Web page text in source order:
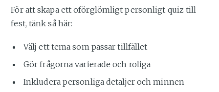
För att skapa ett oförglömligt personligt quiz till
fest, tänk så här:
Välj ett tema som passar tillfället
Gör frågorna varierade och roliga
Inkludera personliga detaljer och minnen